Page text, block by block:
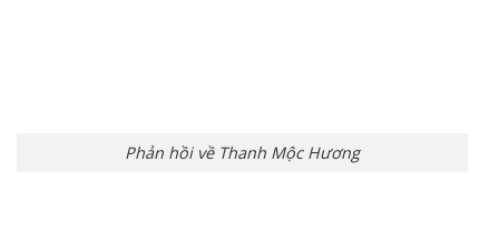
Phản hồi về Thanh Mộc Hương